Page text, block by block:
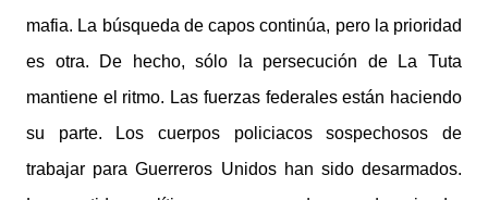
mafia. La búsqueda de capos continúa, pero la prioridad
es otra. De hecho, sólo la persecución de La Tuta
mantiene el ritmo. Las fuerzas federales están haciendo
su parte. Los cuerpos policiacos sospechosos de
trabajar para Guerreros Unidos han sido desarmados.